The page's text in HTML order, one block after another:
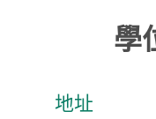
學
地址